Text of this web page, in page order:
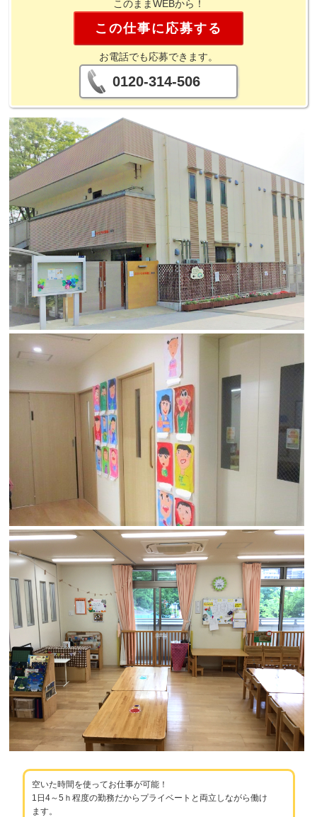
このままWEBから！
この仕事に応募する
お電話でも応募できます。
0120-314-506
空いた時間を使ってお仕事が可能！
1日4～5ｈ程度の勤務だからプライベートと両立しながら働け
ます。